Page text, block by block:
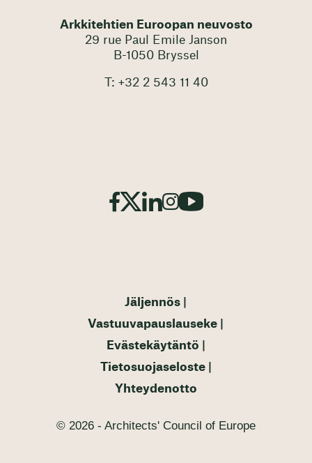
Arkkitehtien Euroopan neuvosto
29 rue Paul Emile Janson
B-1050 Bryssel
T: +32 2 543 11 40
Jäljennös
Vastuuvapauslauseke
Evästekäytäntö
Tietosuojaseloste
Yhteydenotto
© 2026 - Architects' Council of Europe